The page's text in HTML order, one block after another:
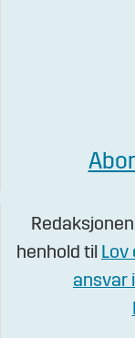
henhold til
ansvar